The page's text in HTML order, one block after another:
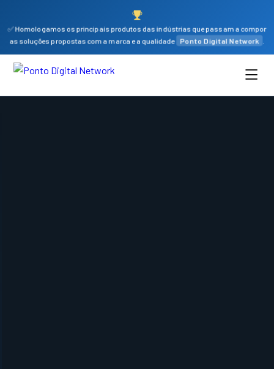
✅ Homologamos os principais produtos das indústrias que passam a compor
as soluções propostas com a marca e a qualidade Ponto Digital Network